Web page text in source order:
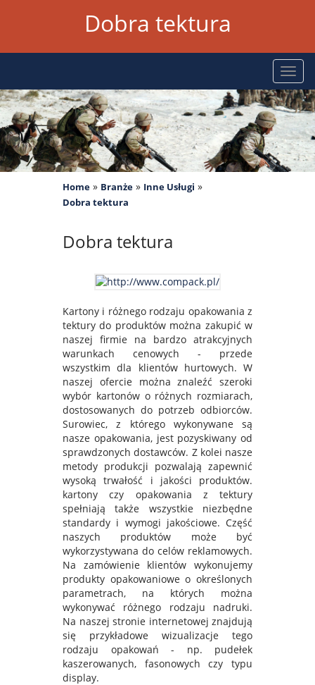
Dobra tektura
Home » Branże » Inne Usługi »
Dobra tektura
Dobra tektura
Kartony i różnego rodzaju opakowania z
tektury do produktów można zakupić w
naszej firmie na bardzo atrakcyjnych
warunkach cenowych - przede
wszystkim dla klientów hurtowych. W
naszej ofercie można znaleźć szeroki
wybór kartonów o różnych rozmiarach,
dostosowanych do potrzeb odbiorców.
Surowiec, z którego wykonywane są
nasze opakowania, jest pozyskiwany od
sprawdzonych dostawców. Z kolei nasze
metody produkcji pozwalają zapewnić
wysoką trwałość i jakości produktów.
kartony czy opakowania z tektury
spełniają także wszystkie niezbędne
standardy i wymogi jakościowe. Część
naszych produktów może być
wykorzystywana do celów reklamowych.
Na zamówienie klientów wykonujemy
produkty opakowaniowe o określonych
parametrach, na których można
wykonywać różnego rodzaju nadruki.
Na naszej stronie internetowej znajdują
się przykładowe wizualizacje tego
rodzaju opakowań - np. pudełek
kaszerowanych, fasonowych czy typu
display.